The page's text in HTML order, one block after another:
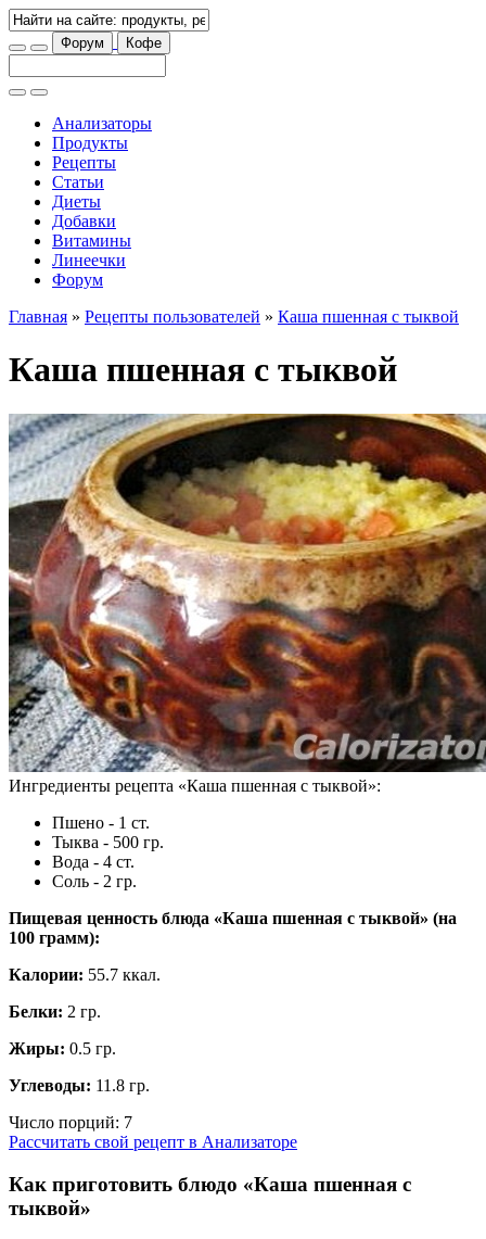
Форум Кофе
Анализаторы
Продукты
Рецепты
Статьи
Диеты
Добавки
Витамины
Линеечки
Форум
Главная » Рецепты пользователей » Каша пшенная с тыквой
Каша пшенная с тыквой
Ингредиенты рецепта «Каша пшенная с тыквой»:
Пшено - 1 ст.
Тыква - 500 гр.
Вода - 4 ст.
Соль - 2 гр.
Пищевая ценность блюда «Каша пшенная с тыквой» (на
100 грамм):
Калории: 55.7 ккал.
Белки: 2 гр.
Жиры: 0.5 гр.
Углеводы: 11.8 гр.
Число порций: 7
Рассчитать свой рецепт в Анализаторе
Как приготовить блюдо «Каша пшенная с
тыквой»